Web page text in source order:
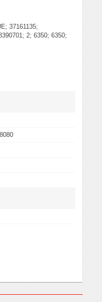
37161135;
2; 6350; 6350;